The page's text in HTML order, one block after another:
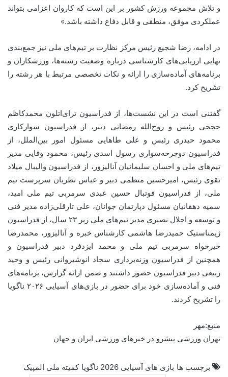
و تلاش مجموعه ورزش کشور بر این است که کاروان اعزامی بتواند
عملکردی موفق، منطقی و قابل دفاع داشته باشد.»
در ادامه، رضا شجیع رئیس مرکز نظارت بر تیم‌های ملی نیز جمع‌بندی
نهایی ارزیابی‌های کارشناسی درباره وضعیت رشته‌ها، ورزشکاران و
برنامه‌های آماده‌سازی را ارائه و نکات تخصصی مرتبط با هر رشته را
تشریح کرد.
گفتنی است در این نشست‌ها، از فدراسیون ترای‌اتلون محمدکاظم
حججی رئیس و روح‌الله رمضانی دبیر، از فدراسیون سوارکاری
محمود حیدری رئیس و علی طاهایی مسئول امور بین‌الملل، از
فدراسیون دوچرخه‌سواری رسول اسدی رئیس، محمود وفایی مدیر
تیم‌های ملی و احسان سلیمانیان آنالیزور، از فدراسیون والیبال میلاد
تقوی رئیس، امیرحسین منظمی دبیر و عباس نظریان سرپرست تیم
ملی، از فدراسیون فوتبال حسین عبدی سرمربی تیم ملی امید،
سمیه دهقانیان مسئول دپارتمان جوانان، علی تارقلی‌زاده مدیر فنی
و توسعه و اجلال نصیری مدیر تیم‌های ملی زیر ۲۳ سال، از فدراسیون
ژیمناستیک حمیدرضا هاشمی کارشناس خبره و آنالیزور، محمدرضا
خیرخواه سرمربی تیم ملی و محمد ایزدفرد دبیر فدراسیون و
همچنین از فدراسیون وزنه‌برداری سجاد انوشیروانی رئیس و وحید
ربیعی دبیر فدراسیون حضور داشتند و ضمن ارائه گزارش، برنامه‌های
فنی و آماده‌سازی خود برای حضور در بازی‌های آسیایی ۲۰۲۶ ناگویا
را تشریح کردند.
منبع:مهر
تهران ورزشی پیشرو در خبرهای ورزشی ایران و جهان
برچسب ها بازی های آسیایی 2026 ناگویا
کمیته ملی المپیک